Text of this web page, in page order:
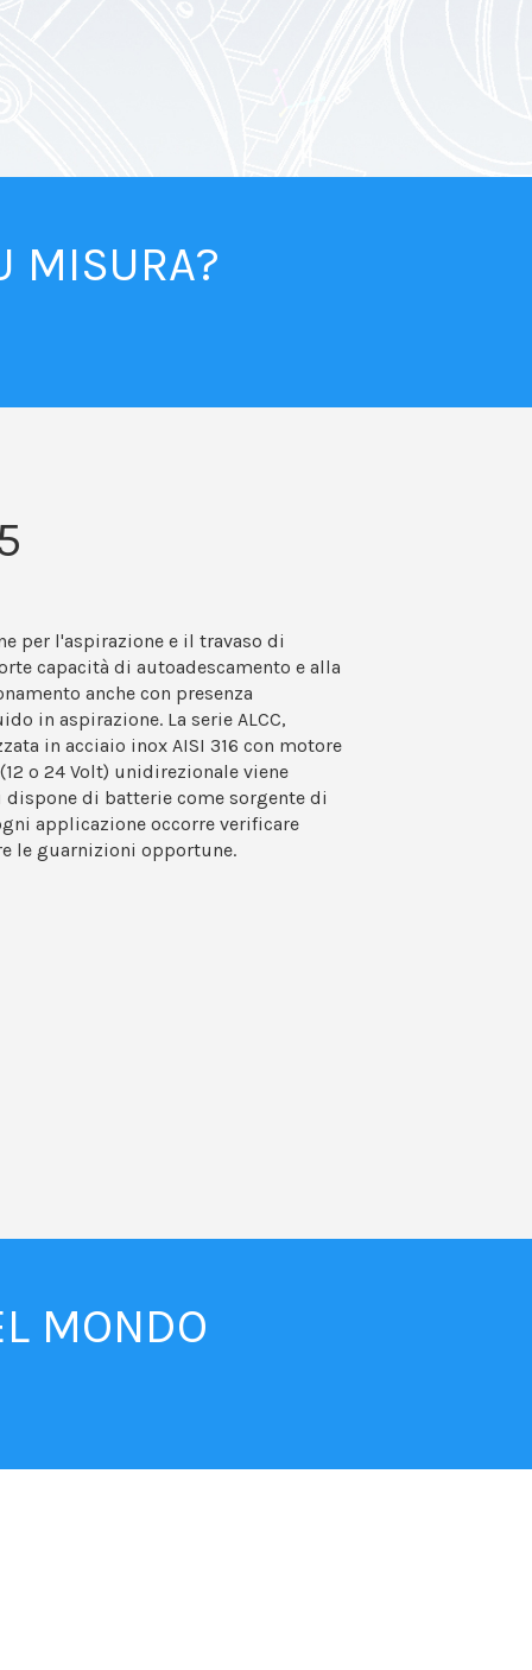
MISURA?
per l'aspirazione e il travaso di
capacità di autoadescamento e alla
anche con presenza
in aspirazione. La serie ALCC,
in acciaio inox AISI 316 con motore
o 24 Volt) unidirezionale viene
di batterie come sorgente di
applicazione occorre verificare
le guarnizioni opportune.
MONDO